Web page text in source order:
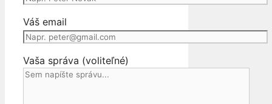
BLATNÍKA
Váš email
Vaša správa (voliteľné)